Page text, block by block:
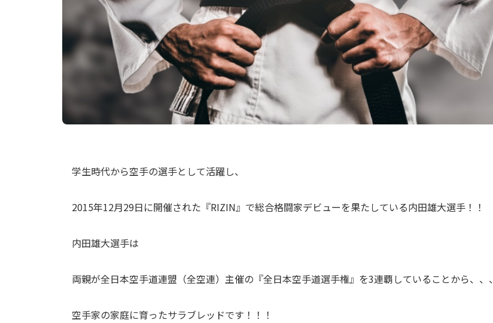
学生時代から空手の選手として活躍し、
2015年12月29日に開催された『RIZIN』で総合格闘家デビューを果たしている内田雄大選手！！
内田雄大選手は
両親が全日本空手道連盟（全空連）主催の『全日本空手道選手権』を3連覇していることから、、、
空手家の家庭に育ったサラブレッドです！！！